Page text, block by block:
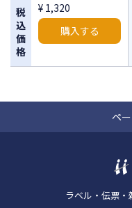
税
込
価
格
¥ 1,320
購入する
ペ
ラベル・伝票